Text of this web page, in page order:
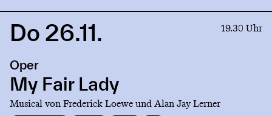
Link
My
Fair
Lady
Do 26.11. 19.30 Uhr
Oper
My Fair Lady
Musical von Frederick Loewe und Alan Jay Lerner